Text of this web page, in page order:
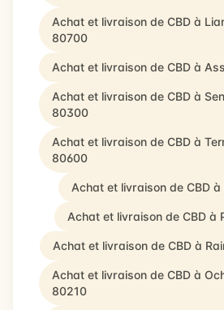
Achat et livraison de CBD à
80700
Achat et livraison de CBD à
Achat et livraison de CBD à
80300
Achat et livraison de CBD à
80600
Achat et livraison de CBD
Achat et livraison de CBD à
Achat et livraison de CBD à
Achat et livraison de CBD à
80210